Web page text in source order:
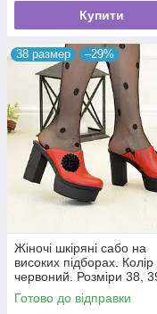
Купити
38 размер –29%
Жіночі шкіряні сабо на
високих підборах. Колір
червоний. Розміри 38,
Готово до відправки